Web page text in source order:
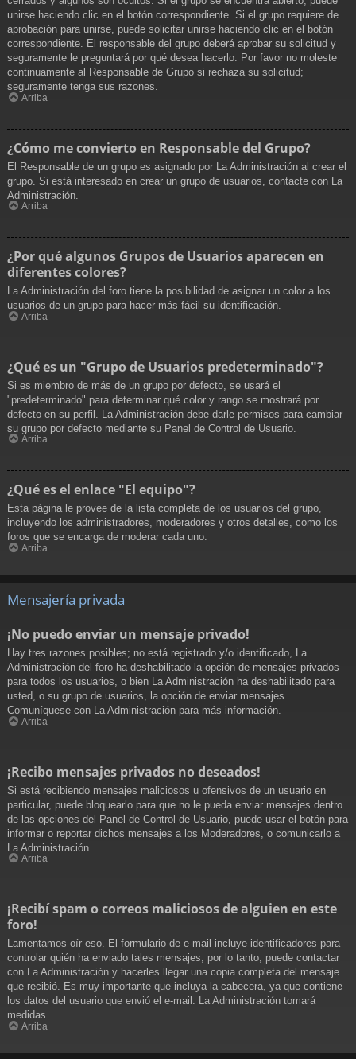
unirse haciendo clic en el botón correspondiente. Si el grupo requiere de
aprobación para unirse, puede solicitar unirse haciendo clic en el botón
correspondiente. El responsable del grupo deberá aprobar su solicitud y
seguramente le preguntará por qué desea hacerlo. Por favor no moleste
continuamente al Responsable de Grupo si rechaza su solicitud;
seguramente tenga sus razones.
Arriba
¿Cómo me convierto en Responsable del Grupo?
El Responsable de un grupo es asignado por La Administración al crear el
grupo. Si está interesado en crear un grupo de usuarios, contacte con La
Administración.
Arriba
¿Por qué algunos Grupos de Usuarios aparecen en
diferentes colores?
La Administración del foro tiene la posibilidad de asignar un color a los
usuarios de un grupo para hacer más fácil su identificación.
Arriba
¿Qué es un "Grupo de Usuarios predeterminado"?
Si es miembro de más de un grupo por defecto, se usará el
"predeterminado" para determinar qué color y rango se mostrará por
defecto en su perfil. La Administración debe darle permisos para cambiar
su grupo por defecto mediante su Panel de Control de Usuario.
Arriba
¿Qué es el enlace "El equipo"?
Esta página le provee de la lista completa de los usuarios del grupo,
incluyendo los administradores, moderadores y otros detalles, como los
foros que se encarga de moderar cada uno.
Arriba
Mensajería privada
¡No puedo enviar un mensaje privado!
Hay tres razones posibles; no está registrado y/o identificado, La
Administración del foro ha deshabilitado la opción de mensajes privados
para todos los usuarios, o bien La Administración ha deshabilitado para
usted, o su grupo de usuarios, la opción de enviar mensajes.
Comuníquese con La Administración para más información.
Arriba
¡Recibo mensajes privados no deseados!
Si está recibiendo mensajes maliciosos u ofensivos de un usuario en
particular, puede bloquearlo para que no le pueda enviar mensajes dentro
de las opciones del Panel de Control de Usuario, puede usar el botón para
informar o reportar dichos mensajes a los Moderadores, o comunicarlo a
La Administración.
Arriba
¡Recibí spam o correos maliciosos de alguien en este
foro!
Lamentamos oír eso. El formulario de e-mail incluye identificadores para
controlar quién ha enviado tales mensajes, por lo tanto, puede contactar
con La Administración y hacerles llegar una copia completa del mensaje
que recibió. Es muy importante que incluya la cabecera, ya que contiene
los datos del usuario que envió el e-mail. La Administración tomará
medidas.
Arriba